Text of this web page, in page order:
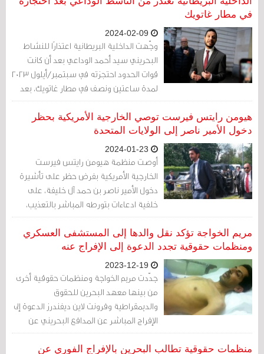
حصول السجناء على التعليم الجامعي.
في مطار غاتويك
وجّهت الداخلية البريطانية اعتذارًا للنشاط
البحريني سيد أحمد الوداعي بعد أن كانت
قوات الحدود احتجزته في سبتمبر/أيلول 2023
لمدة ساعتين ونصف في مطار غاتويك، بعد
عودته من جنيف.
هيومن رايتس فيرست توصي الخارجية الأمريكية بحظر
دخول الأمير ناصر إلى الولايات المتحدة
أوصت منظمة هيومن رايتس فيرست
الخارجية الأمريكية بفرض حظر على تأشيرة
دخول الأمير ناصر بن حمد آل خليفة، على
خلفية ادعاءات بتورطه المباشر بالتعذيب،
والذي يُعَد انتهاكًا صارخًا لحقوق الإنسان
بموجب المادة 7031 (ج) من قانون العقوبات.
مريم الخواجة تؤكد نقل والدها إلى المستشفى العسكري
ومنظمات حقوقية تجدد الدعوة إلى الإفراج عنه
جدّدت مريم الخواجة ومنظمات حقوقية أخرى
من بينها معهد البحرين للحقوق
والديمقراطية وفرونت لاين ديفندرز الدعوة إلى
الإفراج المباشر عن المدافع البحريني عن
حقوق الإنسان عبد الهادي الخواجة، وتقديم
العلاج المناسب له.
منظمات حقوقية تطالب البحرين بالإفراج الفوري عن